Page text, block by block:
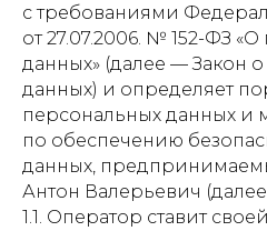
с требованиями
от 27.07.2006. № 152-ФЗ
данных» (далее — Закон
данных) и определяет
персональных данных и
по обеспечению
данных,
Антон Валерьевич
1.1. Оператор ставит